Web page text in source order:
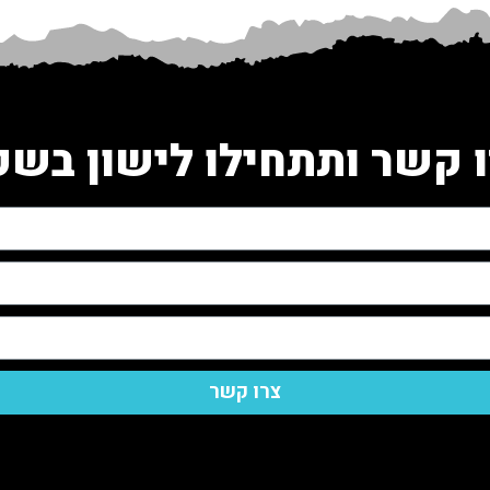
קשר ותתחילו לישון
צרו קשר